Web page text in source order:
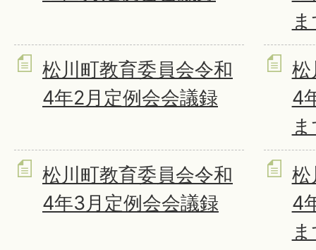
松川町教育委員会令和
4年2月定例会会議録
松
4
松川町教育委員会令和
4年3月定例会会議録
松
4